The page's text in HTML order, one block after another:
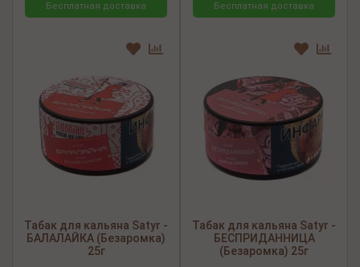
Бесплатная доставка
Табак для кальяна Satyr -
БАЛАЛАЙКА (Безаромка)
25г
Бесплатная доставка
Табак для кальяна Satyr -
БЕСПРИДАННИЦА
(Безаромка) 25г